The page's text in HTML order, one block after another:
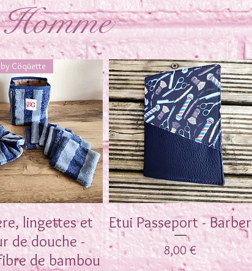
Homme
Aperçu rapide
Cöqüette
lingettes et
de douche -
de bambou
Aperçu rapide
Etui Passeport - Barber
Prix
8,00 €